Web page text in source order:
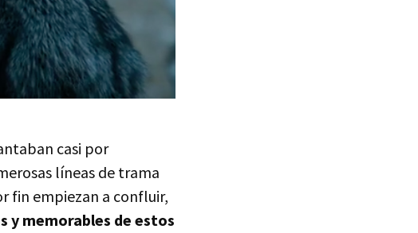
casi por
líneas de trama
fin empiezan a confluir,
y memorables de estos